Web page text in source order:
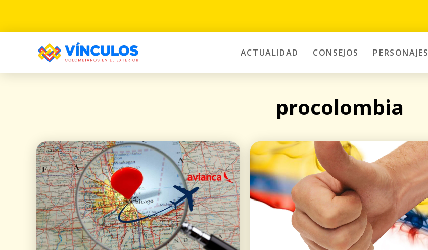
ACTUALIDAD CONSEJOS PERSONAJES
procolombia